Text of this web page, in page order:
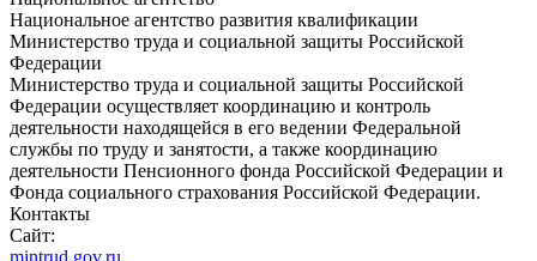
Национальное агентство развития квалификации
Министерство труда и социальной защиты Российской
Федерации
Министерство труда и социальной защиты Российской
Федерации осуществляет координацию и контроль
деятельности находящейся в его ведении Федеральной
службы по труду и занятости, а также координацию
деятельности Пенсионного фонда Российской Федерации и
Фонда социального страхования Российской Федерации.
Контакты
Сайт:
mintrud.gov.ru